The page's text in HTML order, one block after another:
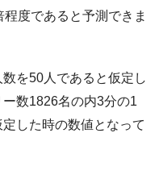
度であると予測できま
を50人であると仮定し
数1826名の内3分の1
した時の数値となって